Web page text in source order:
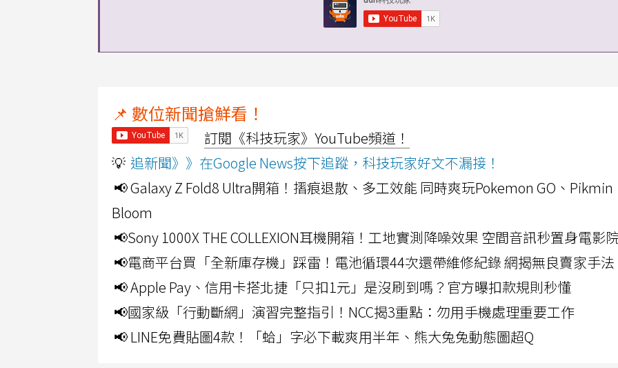
📌 數位新聞搶鮮看！
訂閱《科技玩家》YouTube頻道！
💡 追新聞》》在Google News按下追蹤，科技玩家好文不漏接！
📢 Galaxy Z Fold8 Ultra開箱！摺痕退散、多工效能 同時爽玩Pokemon GO、Pikmin
Bloom
📢Sony 1000X THE COLLEXION耳機開箱！工地實測降噪效果 空間音訊秒置身電影
📢電商平台買「全新庫存機」踩雷！電池循環44次還帶維修紀錄 網揭無良賣家手法
📢 Apple Pay、信用卡搭北捷「只扣1元」是沒刷到嗎？官方曝扣款規則秒懂
📢國家級「行動斷網」演習完整指引！NCC揭3重點：勿用手機處理重要工作
📢 LINE免費貼圖4款！「蛤」字必下載爽用半年、熊大兔兔動態圖超Q